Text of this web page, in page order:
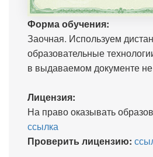
Форма обучения:
Заочная. Используем
образовательные
в выдаваемом документе не
Лицензия:
На право оказывать
ссылка
Проверить лицензию: